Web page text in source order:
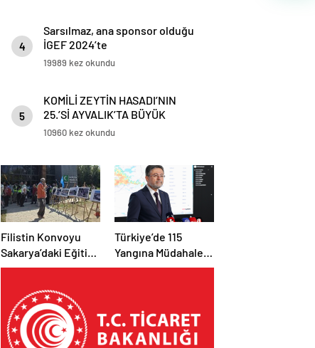
4
Sarsılmaz, ana sponsor olduğu
İGEF 2024’te
19989 kez okundu
5
KOMİLİ ZEYTİN HASADI’NIN
25.’Sİ AYVALIK’TA BÜYÜK
COŞKUYLA GERÇEKLEŞTİRİLDİ
10960 kez okundu
Filistin Konvoyu
Sakarya’daki Eğitim
Kampını
Etabı Başlıyor
Türkiye’de 115
Yangına Müdahale
Edildi: 110’u Kontrol